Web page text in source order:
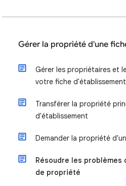
Gérer la propriété d'une
Gérer les propriétaires et
votre fiche d'établissement
Transférer la propriété
d'établissement
Demander la propriété
Résoudre les problèmes
de propriété